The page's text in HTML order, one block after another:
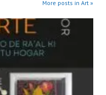
More posts in Art »